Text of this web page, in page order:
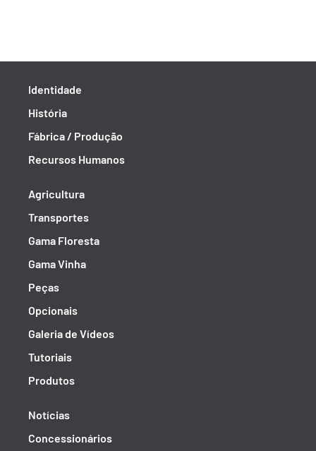
Identidade
História
Fábrica / Produção
Recursos Humanos
Agricultura
Transportes
Gama Floresta
Gama Vinha
Peças
Opcionais
Galeria de Vídeos
Tutoriais
Produtos
Notícias
Concessionários